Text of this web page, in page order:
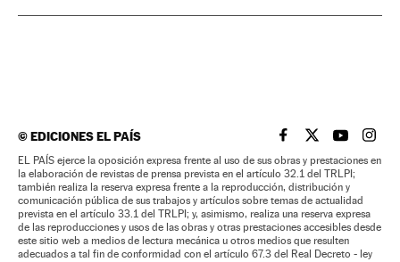
©EDICIONES EL PAÍS EL PAÍS BRASIL EN
EL PAÍSEL PAÍS
EL
EL PAÍS ejerce la oposición expresa frente al uso de sus obras y prestaciones en
la elaboración de revistas de prensa prevista en el artículo 32.1 del TRLPI;
también realiza la reserva expresa frente a la reproducción, distribución y
comunicación pública de sus trabajos y artículos sobre temas de actualidad
prevista en el artículo 33.1 del TRLPI; y, asimismo, realiza una reserva expresa
de las reproducciones y usos de las obras y otras prestaciones accesibles desde
este sitio web a medios de lectura mecánica u otros medios que resulten
adecuados a tal fin de conformidad con el artículo 67.3 del Real Decreto - ley